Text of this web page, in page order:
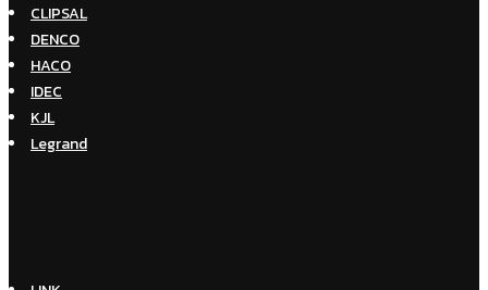
CLIPSAL
DENCO
HACO
IDEC
KJL
Legrand